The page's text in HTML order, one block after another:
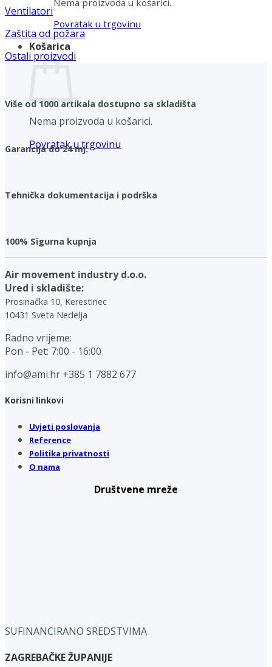
Nema proizvoda u košarici.
Povratak u trgovinu
Košarica
Nema proizvoda u košarici.
Povratak u trgovinu
Ventilatori
Zaštita od požara
Ostali proizvodi
Više od 1000 artikala dostupno sa skladišta
Garancija do 24 mj.
Tehnička dokumentacija i podrška
100% Sigurna kupnja
Air movement industry d.o.o.
Ured i skladište:
Prosinačka 10, Kerestinec
10431 Sveta Nedelja
Radno vrijeme:
Pon - Pet: 7:00 - 16:00
info@ami.hr +385 1 7882 677
Korisni linkovi
Uvjeti poslovanja
Reference
Politika privatnosti
O nama
Društvene mreže
SUFINANCIRANO SREDSTVIMA
ZAGREBAČKE ŽUPANIJE